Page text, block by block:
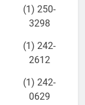
(1) 250-
3298
(1) 242-
2612
(1) 242-
0629